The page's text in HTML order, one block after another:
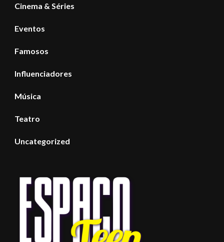
Cinema & Séries
Eventos
Famosos
Influenciadores
Música
Teatro
Uncategorized